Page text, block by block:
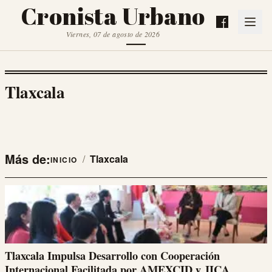
Cronista Urbano
Viernes, 07 de agosto de 2026
Tlaxcala
Más de:INICIO / Tlaxcala
Tlaxcala Impulsa Desarrollo con Cooperación